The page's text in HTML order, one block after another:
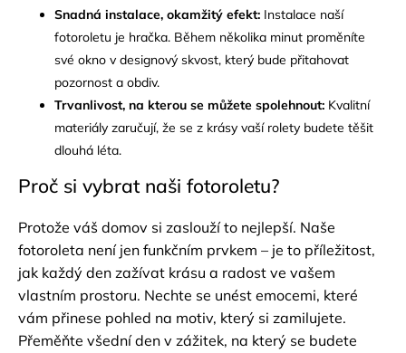
Snadná instalace, okamžitý efekt: Instalace naší
fotoroletu je hračka. Během několika minut proměníte
své okno v designový skvost, který bude přitahovat
pozornost a obdiv.
Trvanlivost, na kterou se můžete spolehnout: Kvalitní
materiály zaručují, že se z krásy vaší rolety budete těšit
dlouhá léta.
Proč si vybrat naši fotoroletu?
Protože váš domov si zaslouží to nejlepší. Naše
fotoroleta není jen funkčním prvkem – je to příležitost,
jak každý den zažívat krásu a radost ve vašem
vlastním prostoru. Nechte se unést emocemi, které
vám přinese pohled na motiv, který si zamilujete.
Přeměňte všední den v zážitek, na který se budete